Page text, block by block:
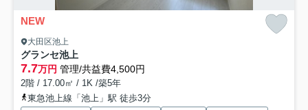
NEW
大田区池上
グランセ池上
7.7万円 管理/共益費4,500円
2階 / 17.00㎡ / 1K /築5年
東急池上線「池上」駅 徒歩3分